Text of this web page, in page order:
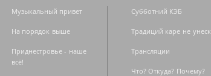
Музыкальный привет
На порядок выше
Приднестровье - наше
всё!
Субботний КЭБ
Традиций каре не унеск
Трансляции
Что? Откуда? Почему?